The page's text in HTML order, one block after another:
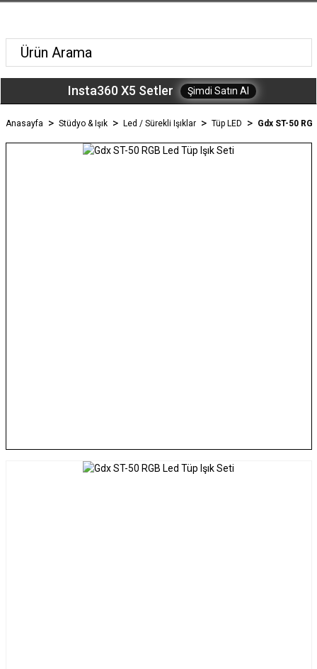
Insta360 X5 Setler Şimdi Satın Al
Anasayfa Stüdyo & Işık Led / Sürekli Işıklar Tüp LED Gdx ST-50